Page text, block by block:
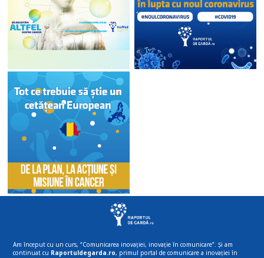
Am început cu un curs, “Comunicarea inovației, inovație în comunicare”. Și am
continuat cu Raportuldegarda.ro, primul portal de comunicare a inovației în